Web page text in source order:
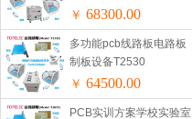
￥ 68300.00
多功能pcb线路板电路板
制板设备T2530
￥ 64500.00
PCB实训方案学校实验室